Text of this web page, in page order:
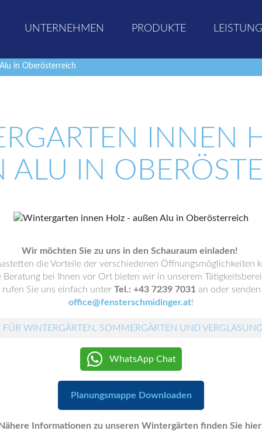
UNTERNEHMEN PRODUKTE
in Oberösterreich
INNEN
ALU IN
Wir möchten Sie zu uns in den Schauraum einladen!
die Vorteile der verschiedenen Öffnungsmöglichkeiten
Beratung bei Ihnen vor Ort bieten wir in unserem
Sie uns einfach unter Tel.: +43 7239 7031 an oder
office@fensterschmidinger.at!
WINTERGÄRTEN, SOMMERGÄRTEN UND
WhatsApp Chat
Planungsmappe Downloaden
Informationen zu unseren Wintergärten finden Sie